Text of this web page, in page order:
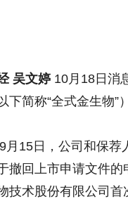
吴文婷 10月18日消
下简称“全式金生物”
日，公司和保荐
撤回上市申请文件
技术股份有限公司